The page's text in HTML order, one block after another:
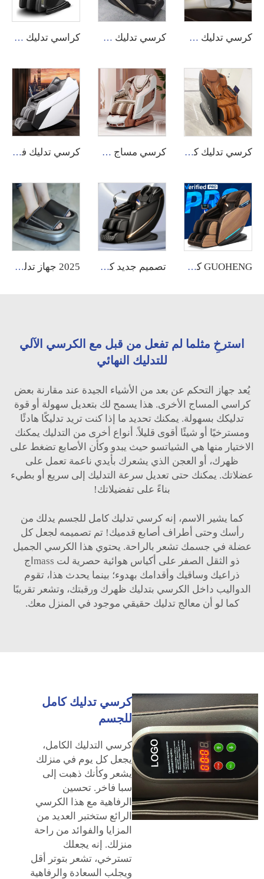
كرسي تدليك A10 4D شياطسو بدون ثقل بصوت صناعي وشحن لاسلكي كرسي تدليك A31 4D بشياطسو وجاذبية صفرية مع تسخين كهربائي كراسي تدليك تجارية ثلاثية الأبعاد رخيصة مجهزة بنظام إدارة خلفي عبر التطبيق، مع خيارات دفع قابلة للتخصيص، مناسبة للاستخدام في المطارات والمراكز التجارية.
كرسي تدليك كهربائي فاخر من GUOHENG مع موسيقى شيatsu الكامل للجسم 4D الصفر جاذبية وضغط الهواء بأعلى جودة كرسي مساج كهربائي فاخر من GUOHENG بمساج كامل للجسم بتقنية 4D وتقنية الجاذبية الصفرية وتقنية Shiatsu مع تسخين كهربائي ومسار SL كرسي تدليك فاخر واسع مassage كهربائي بالكامل بحجم XL مع دعم للظهر من الجلد 4D بسعر منخفض للمنزل والاسترخاء
GUOHENG كرسي تدليك كهربائي كامل الجسم مع وظيفة التدفئة الذكية وأساليب التمديد التايلاندي ووظيفة الروبوت ثلاثي الأبعاد ومسار SL ووضعية الجاذبية الصفرية وتقنية التدليك بالنقر الشيتسو تصميم جديد كرسي دوران من الجلد قدم انعدام الجاذبية جهاز تدليك الجسم بالكامل كرسي تدليك فاخر على شكل بيضة guoheng 2025 جهاز تدليك القدم الكهربائي من مصنع تشيجيانغ، بالجملة، مع خاصية الاهتزاز وتحفيز التصريف الليمفاوي
استرخِ مثلما لم تفعل من قبل مع الكرسي الآلي
للتدليك النهائي
يُعد جهاز التحكم عن بعد من الأشياء الجيدة عند مقارنة بعض
كراسي المساج الأخرى. هذا يسمح لك بتعديل سهولة أو قوة
تدليكك بسهولة. يمكنك تحديد ما إذا كنت تريد تدليكًا هادئًا
ومسترخيًا أو شيئًا أقوى قليلاً. أنواع أخرى من التدليك يمكنك
الاختيار منها هي الشياتسو حيث يبدو وكأن الأصابع تضغط على
ظهرك، أو العجن الذي يشعرك بأيدي ناعمة تعمل على
عضلاتك. يمكنك حتى تعديل سرعة التدليك إلى سريع أو بطيء
بناءً على تفضيلاتك!
كما يشير الاسم، إنه كرسي تدليك كامل للجسم يدلك من
رأسك وحتى أطراف أصابع قدميك! تم تصميمه لجعل كل
عضلة في جسمك تشعر بالراحة. يحتوي هذا الكرسي الجميل
ذو الثقل الصفر على أكياس هوائية حصرية لت massاج
ذراعيك وساقيك وأقدامك بهدوء؛ بينما يحدث هذا، تقوم
الدواليب داخل الكرسي بتدليك ظهرك ورقبتك، وتشعر تقريبًا
كما لو أن معالج تدليك حقيقي موجود في المنزل معك.
كرسي تدليك كامل
للجسم
كرسي التدليك الكامل،
يجعل كل يوم في منزلك
يشعر وكأنك ذهبت إلى
سبا فاخر. تحسين
الرفاهية مع هذا الكرسي
الرائع ستختبر العديد من
المزايا والفوائد من راحة
منزلك. إنه يجعلك
تسترخي، تشعر بتوتر أقل
ويجلب السعادة والرفاهية